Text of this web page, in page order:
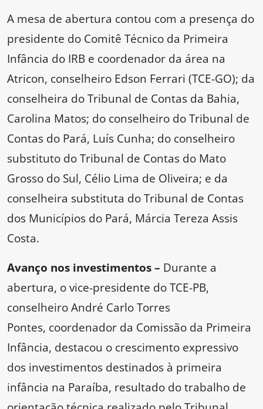
A mesa de abertura contou com a presença do
presidente do Comitê Técnico da Primeira
Infância do IRB e coordenador da área na
Atricon, conselheiro Edson Ferrari (TCE-GO); da
conselheira do Tribunal de Contas da Bahia,
Carolina Matos; do conselheiro do Tribunal de
Contas do Pará, Luís Cunha; do conselheiro
substituto do Tribunal de Contas do Mato
Grosso do Sul, Célio Lima de Oliveira; e da
conselheira substituta do Tribunal de Contas
dos Municípios do Pará, Márcia Tereza Assis
Costa.
Avanço nos investimentos – Durante a
abertura, o vice-presidente do TCE-PB,
conselheiro André Carlo Torres
Pontes, coordenador da Comissão da Primeira
Infância, destacou o crescimento expressivo
dos investimentos destinados à primeira
infância na Paraíba, resultado do trabalho de